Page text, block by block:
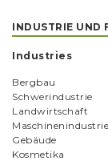
INDUSTRIE UND
Industries
Bergbau
Schwerindustrie
Landwirtschaft
Maschinenindustrie
Gebäude
Kosmetika